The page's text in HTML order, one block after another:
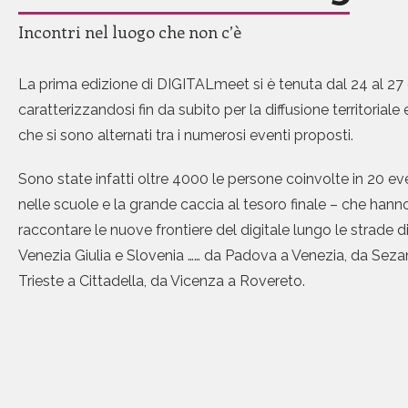
Incontri nel luogo che non c’è
La prima edizione di DIGITALmeet si è tenuta dal 24 al
caratterizzandosi fin da subito per la diffusione territoriale
che si sono alternati tra i numerosi eventi proposti.
Sono state infatti oltre 4000 le persone coinvolte in 20
nelle scuole e la grande caccia al tesoro finale – che
raccontare le nuove frontiere del digitale lungo le strade
Venezia Giulia e Slovenia …… da Padova a Venezia, da
Trieste a Cittadella, da Vicenza a Rovereto.